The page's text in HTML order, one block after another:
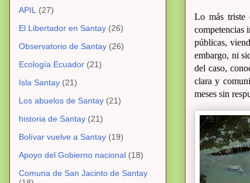
Lo más triste
competencias
públicas,
embargo, ni
del caso,
clara y
meses sin
APIL
(27)
El Libertador en Santay (26)
Observatorio de Santay (26)
Ecología Ecuador (21)
Isla Santay (21)
Los abuelos de Santay (21)
historia de Santay (21)
Bolívar vuelve a Santay (19)
Apoyo del Gobierno nacional (18)
Comuna de San Jacinto de Santay